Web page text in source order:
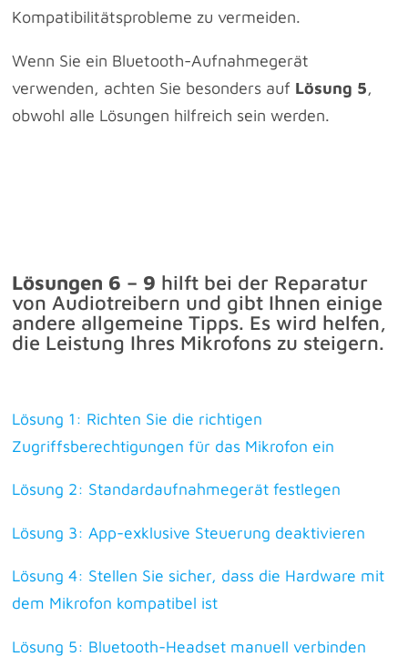
Kompatibilitätsprobleme zu vermeiden.
Wenn Sie ein Bluetooth-Aufnahmegerät
verwenden, achten Sie besonders auf Lösung 5,
obwohl alle Lösungen hilfreich sein werden.
Lösungen 6 – 9 hilft bei der Reparatur
von Audiotreibern und gibt Ihnen einige
andere allgemeine Tipps. Es wird helfen,
die Leistung Ihres Mikrofons zu steigern.
Lösung 1: Richten Sie die richtigen
Zugriffsberechtigungen für das Mikrofon ein
Lösung 2: Standardaufnahmegerät festlegen
Lösung 3: App-exklusive Steuerung deaktivieren
Lösung 4: Stellen Sie sicher, dass die Hardware mit
dem Mikrofon kompatibel ist
Lösung 5: Bluetooth-Headset manuell verbinden